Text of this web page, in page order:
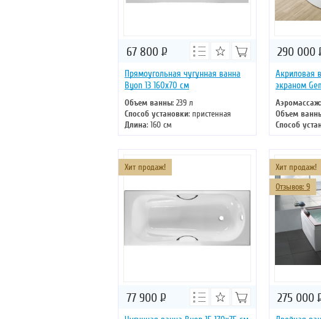
Прямоугольная чугунная ванна
Byon 13 160х70 см
Объем ванны: 239 л
Способ установки: пристенная
Длина: 160 см
Ширина: 70 см
Цвет: белый
Форма: прямоугольная
67 800 Р
Акриловая
экраном
Аэромассаж
Объем
Способ
Длина: 200
Ширина: 105
290 000
Хит продаж!
77 900 Р
Хит продаж!
Отзывов: 9
275 000